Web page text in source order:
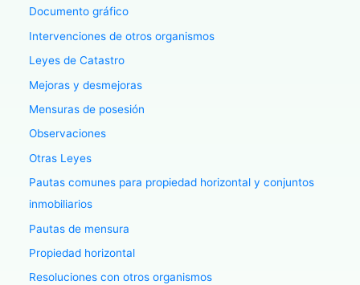
Documento gráfico
Intervenciones de otros organismos
Leyes de Catastro
Mejoras y desmejoras
Mensuras de posesión
Observaciones
Otras Leyes
Pautas comunes para propiedad horizontal y conjuntos
inmobiliarios
Pautas de mensura
Propiedad horizontal
Resoluciones con otros organismos